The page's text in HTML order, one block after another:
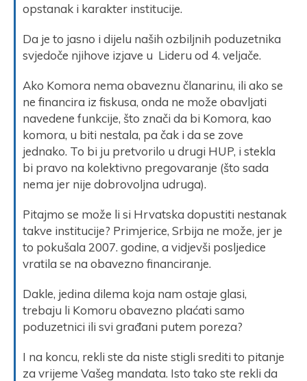
opstanak i karakter institucije.
Da je to jasno i dijelu naših ozbiljnih poduzetnika
svjedoče njihove izjave u Lideru od 4. veljače.
Ako Komora nema obaveznu članarinu, ili ako se
ne financira iz fiskusa, onda ne može obavljati
navedene funkcije, što znači da bi Komora, kao
komora, u biti nestala, pa čak i da se zove
jednako. To bi ju pretvorilo u drugi HUP, i stekla
bi pravo na kolektivno pregovaranje (što sada
nema jer nije dobrovoljna udruga).
Pitajmo se može li si Hrvatska dopustiti nestanak
takve institucije? Primjerice, Srbija ne može, jer je
to pokušala 2007. godine, a vidjevši posljedice
vratila se na obavezno financiranje.
Dakle, jedina dilema koja nam ostaje glasi,
trebaju li Komoru obavezno plaćati samo
poduzetnici ili svi građani putem poreza?
I na koncu, rekli ste da niste stigli srediti to pitanje
za vrijeme Vašeg mandata. Isto tako ste rekli da